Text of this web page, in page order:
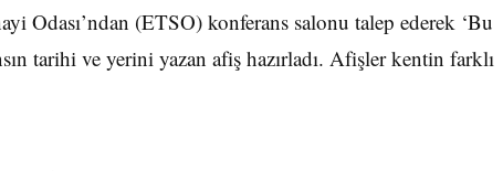
Odası’ndan (ETSO) konferans salonu talep ederek ‘Bu
tarihi ve yerini yazan afiş hazırladı. Afişler kentin farklı